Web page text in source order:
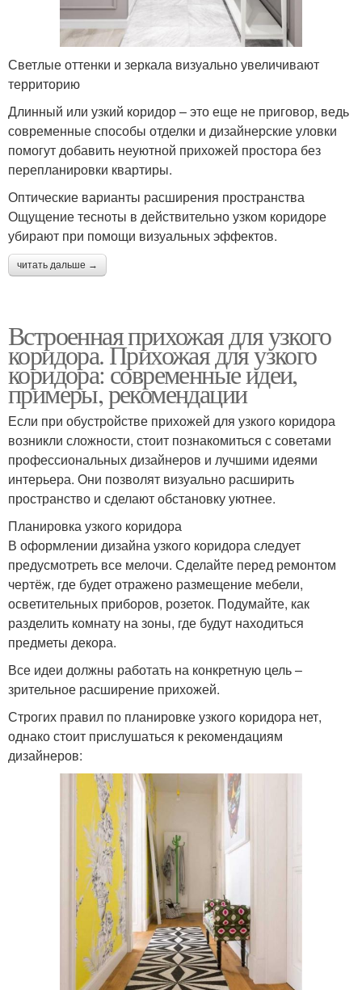
Светлые оттенки и зеркала визуально увеличивают
территорию
Длинный или узкий коридор – это еще не приговор, ведь
современные способы отделки и дизайнерские уловки
помогут добавить неуютной прихожей простора без
перепланировки квартиры.
Оптические варианты расширения пространства
Ощущение тесноты в действительно узком коридоре
убирают при помощи визуальных эффектов.
читать дальше →
Встроенная прихожая для узкого
коридора. Прихожая для узкого
коридора: современные идеи,
примеры, рекомендации
Если при обустройстве прихожей для узкого коридора
возникли сложности, стоит познакомиться с советами
профессиональных дизайнеров и лучшими идеями
интерьера. Они позволят визуально расширить
пространство и сделают обстановку уютнее.
Планировка узкого коридора
В оформлении дизайна узкого коридора следует
предусмотреть все мелочи. Сделайте перед ремонтом
чертёж, где будет отражено размещение мебели,
осветительных приборов, розеток. Подумайте, как
разделить комнату на зоны, где будут находиться
предметы декора.
Все идеи должны работать на конкретную цель –
зрительное расширение прихожей.
Строгих правил по планировке узкого коридора нет,
однако стоит прислушаться к рекомендациям
дизайнеров: